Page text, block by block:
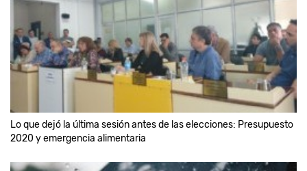
Lo que dejó la última sesión antes de las elecciones: Presupuesto
2020 y emergencia alimentaria